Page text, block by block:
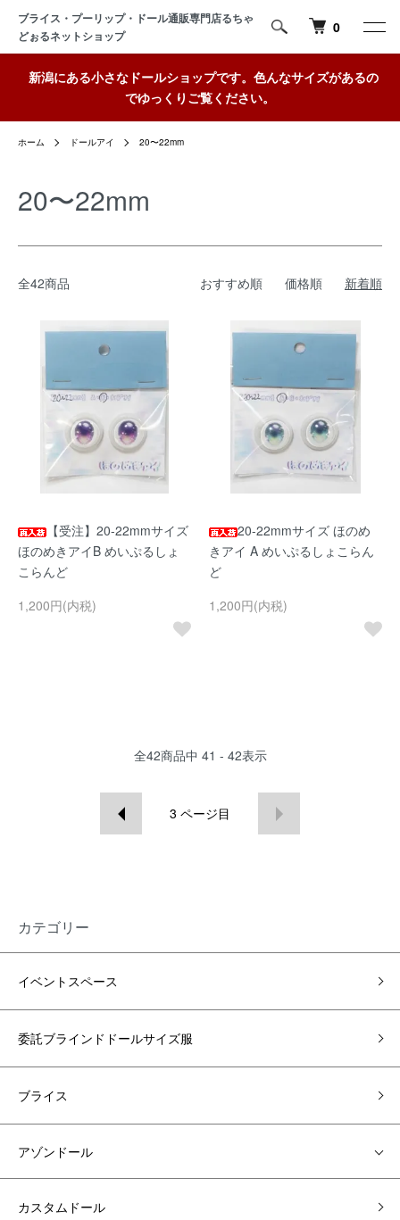
ブライス・プーリップ・ドール通販専門店るちゃ
どぉるネットショップ
0
新潟にある小さなドールショップです。色んなサイズがあるの
でゆっくりご覧ください。
ホーム ドールアイ 20〜22mm
20〜22mm
全42商品 おすすめ順 価格順 新着順
【受注】20-22mmサイズ
ほのめきアイB めいぷるしょ
こらんど
1,200円(内税)
20-22mmサイズ ほのめ
きアイ A めいぷるしょこらん
ど
1,200円(内税)
全42商品中 41 - 42表示
3 ページ目
カテゴリー
イベントスペース
委託ブラインドドールサイズ服
ブライス
アゾンドール
カスタムドール